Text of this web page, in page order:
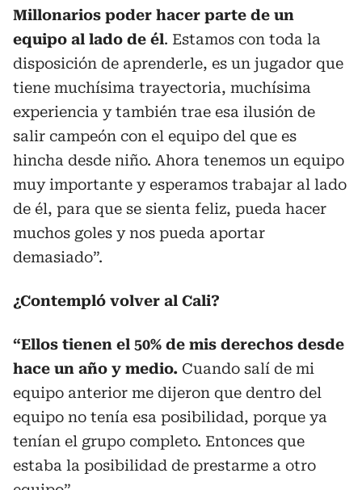
Millonarios poder hacer parte de un
equipo al lado de él. Estamos con toda la
disposición de aprenderle, es un jugador que
tiene muchísima trayectoria, muchísima
experiencia y también trae esa ilusión de
salir campeón con el equipo del que es
hincha desde niño. Ahora tenemos un equipo
muy importante y esperamos trabajar al lado
de él, para que se sienta feliz, pueda hacer
muchos goles y nos pueda aportar
demasiado”.
¿Contempló volver al Cali?
“Ellos tienen el 50% de mis derechos desde
hace un año y medio. Cuando salí de mi
equipo anterior me dijeron que dentro del
equipo no tenía esa posibilidad, porque ya
tenían el grupo completo. Entonces que
estaba la posibilidad de prestarme a otro